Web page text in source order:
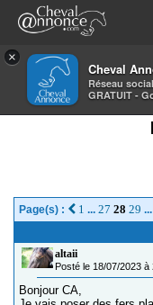
×
Cheval
Réseau
GRATUIT -
>La santé - les soins
FERS
Page(s) : 1 ... 27 28 29 ...
altaii
Posté le 18/07/2023 à
Bonjour CA,